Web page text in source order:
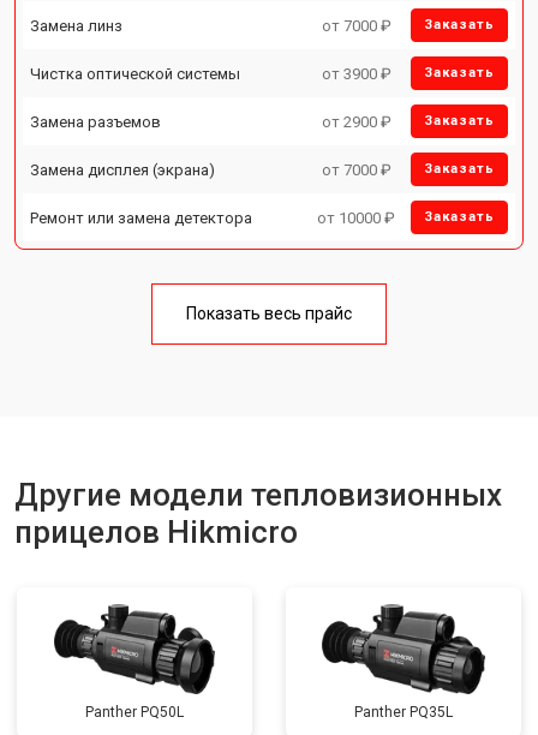
Замена линз от 7000 ₽ Заказать
Чистка оптической системы от 3900 ₽ Заказать
Замена разъемов от 2900 ₽ Заказать
Замена дисплея (экрана) от 7000 ₽ Заказать
Ремонт или замена детектора от 10000 ₽ Заказать
Показать весь прайс
Другие модели тепловизионных
прицелов Hikmicro
Panther PQ50L Panther PQ35L